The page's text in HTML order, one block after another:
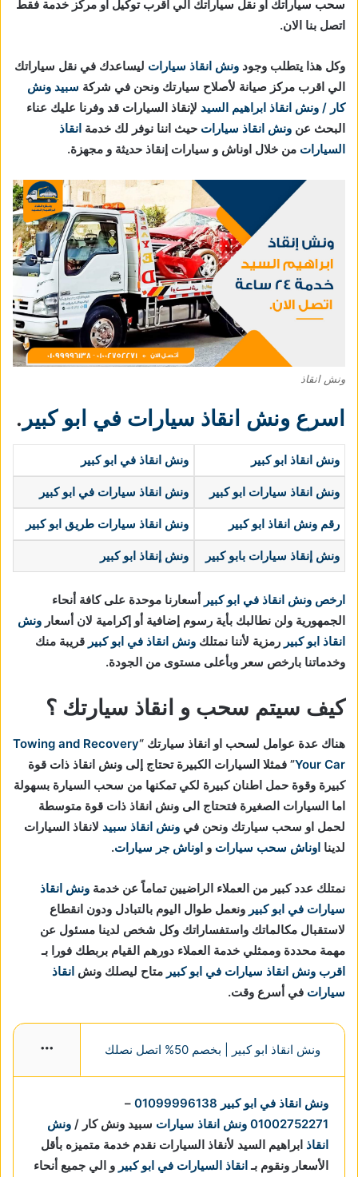
سحب سياراتك او نقل سياراتك الي اقرب توكيل او مركز خدمة فقط
اتصل بنا الان.
وكل هذا يتطلب وجود ونش انقاذ سيارات ليساعدك في نقل سياراتك
الي اقرب مركز صيانة لأصلاح سيارتك ونحن في شركة سبيد ونش
كار / ونش انقاذ ابراهيم السيد لإنقاذ السيارات قد وفرنا عليك عناء
البحث عن ونش انقاذ سيارات حيث اننا نوفر لك خدمة انقاذ
السيارات من خلال اوناش و سيارات إنقاذ حديثة و مجهزة.
ونش انقاذ
اسرع ونش انقاذ سيارات في ابو كبير .
ونش انقاذ ابو كبير ونش انقاذ في ابو كبير
ونش انقاذ سيارات ابو كبير ونش انقاذ سيارات في ابو كبير
رقم ونش انقاذ ابو كبير ونش انقاذ سيارات طريق ابو كبير
ونش إنقاذ سيارات بابو كبير ونش إنقاذ ابو كبير
ارخص ونش انقاذ في ابو كبير أسعارنا موحدة على كافة أنحاء
الجمهورية ولن نطالبك بأية رسوم إضافية أو إكرامية لان أسعار ونش
انقاذ ابو كبير رمزية لأننا نمتلك ونش انقاذ في ابو كبير قريبة منك
وخدماتنا بارخص سعر وبأعلى مستوى من الجودة.
كيف سيتم سحب و انقاذ سيارتك ؟
هناك عدة عوامل لسحب او انقاذ سيارتك “Towing and Recovery
Your Car” فمثلا السيارات الكبيرة تحتاج إلى ونش انقاذ ذات قوة
كبيرة وقوة حمل اطنان كبيرة لكي تمكنها من سحب السيارة بسهولة
اما السيارات الصغيرة فتحتاج الى ونش انقاذ ذات قوة متوسطة
لحمل او سحب سيارتك ونحن في ونش انقاذ سبيد لانقاذ السيارات
لدينا اوناش سحب سيارات و اوناش جر سيارات.
نمتلك عدد كبير من العملاء الراضيين تماماً عن خدمة ونش انقاذ
سيارات في ابو كبير ونعمل طوال اليوم بالتبادل ودون انقطاع
لاستقبال مكالماتك واستفساراتك وكل شخص لدينا مسئول عن
مهمة محددة وممثلي خدمة العملاء دورهم القيام بربطك فورا بـ
اقرب ونش انقاذ سيارات في ابو كبير متاح ليصلك ونش انقاذ
سيارات في أسرع وقت.
ونش انقاذ ابو كبير | بخصم 50% اتصل نصلك
ونش انقاذ في ابو كبير 01099996138
–
01002752271 ونش انقاذ سيارات سبيد ونش كار / ونش
انقاذ ابراهيم السيد لأنقاذ السيارات نقدم خدمة متميزه بأقل
الأسعار ونقوم بـانقاذ السيارات في ابو كبير و الي جميع أنحاء